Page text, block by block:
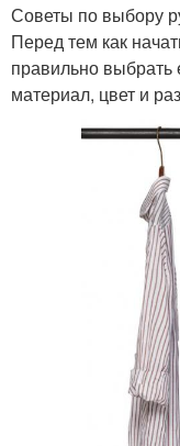
мероприятие
Образа с
рубашкой
Рубашка для
Футболка под
Советы по выбору
Перед тем как
правильно выбрать
материал, цвет и